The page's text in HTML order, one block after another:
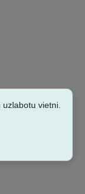
vietni.